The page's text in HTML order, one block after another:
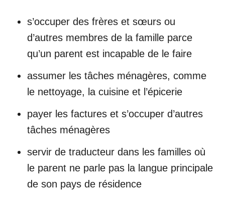
s’occuper des frères et sœurs ou
d’autres membres de la famille parce
qu’un parent est incapable de le faire
assumer les tâches ménagères, comme
le nettoyage, la cuisine et l’épicerie
payer les factures et s’occuper d’autres
tâches ménagères
servir de traducteur dans les familles où
le parent ne parle pas la langue principale
de son pays de résidence